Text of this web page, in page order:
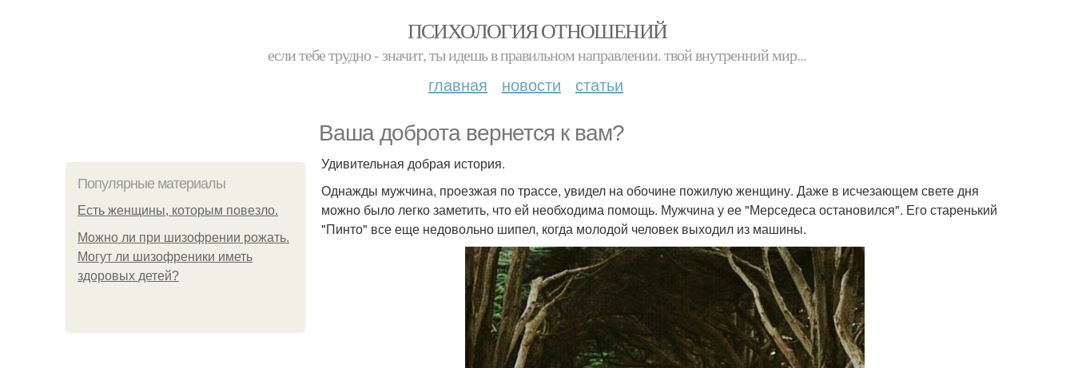
ПСИХОЛОГИЯ ОТНОШЕНИЙ
если тебе трудно - значит, ты идешь в правильном направлении. твой внутренний мир...
главная новости статьи
Ваша доброта вернется к вам?
Популярные материалы
Есть женщины, которым повезло.
Можно ли при шизофрении рожать.
Могут ли шизофреники иметь
здоровых детей?
Удивительная добрая история.
Однажды мужчина, проезжая по трассе, увидел на обочине пожилую женщину. Даже в исчезающем свете дня
можно было легко заметить, что ей необходима помощь. Мужчина у ее "Мерседеса остановился". Его старенький
"Пинто" все еще недовольно шипел, когда молодой человек выходил из машины.